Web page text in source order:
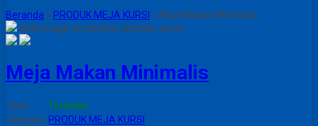
Beranda » PRODUK MEJA KURSI » Meja Makan Minimalis
click image to preview activate zoom
Meja Makan Minimalis
Stok
Tersedia
Kategori PRODUK MEJA KURSI